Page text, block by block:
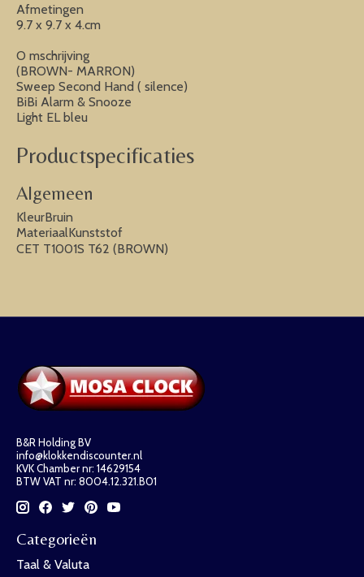
Afmetingen
9.7 x 9.7 x 4.cm
O mschrijving
(BROWN- MARRON)
Sweep Second Hand ( silence)
BiBi Alarm & Snooze
Light EL bleu
Productspecificaties
Algemeen
KleurBruin
MateriaalKunststof
CET T1001S T62 (BROWN)
B&R Holding BV
info@klokkendiscounter.nl
KVK Chamber nr: 14629154
BTW VAT nr: 8004.12.321.B01
Categorieën
Taal & Valuta